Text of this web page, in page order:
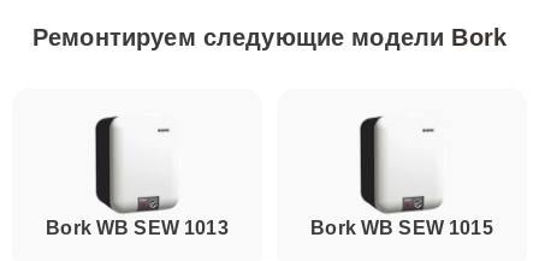
Ремонтируем следующие модели Bork
Bork WB SEW 1013 Bork WB SEW 1015